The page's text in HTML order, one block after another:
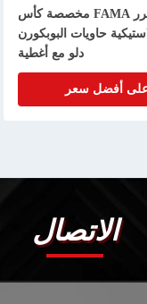
مصنع مرر FAMA مخصصة كأس
حاويات البوبكورن
دلو مع أغطية
أفضل سعر
الاتصال